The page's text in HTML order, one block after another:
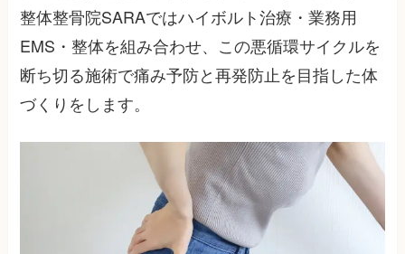
整体整骨院SARAではハイボルト治療・業務用
EMS・整体を組み合わせ、この悪循環サイクルを
断ち切る施術で痛み予防と再発防止を目指した体
づくりをします。